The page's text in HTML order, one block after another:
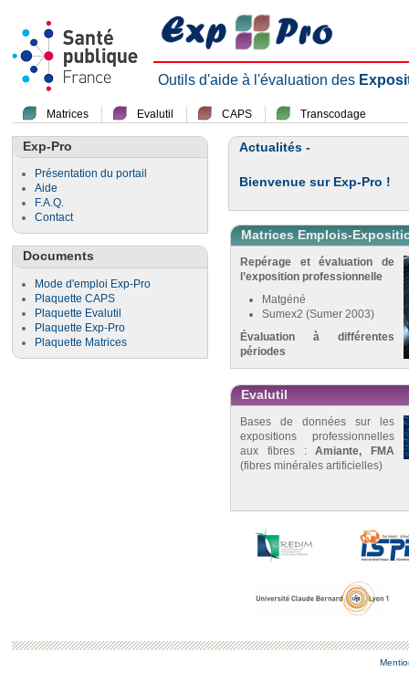
Outils d'aide à l'évaluation des
Matrices Evalutil CAPS Transcodage
Exp-Pro
Présentation du portail
Aide
F.A.Q.
Contact
Documents
Mode d'emploi Exp-Pro
Plaquette CAPS
Plaquette Evalutil
Plaquette Exp-Pro
Plaquette Matrices
Actualités -
Bienvenue sur Exp-Pro !
Matrices Emplois-
Repérage et évaluation de
l’exposition professionnelle
Matgéné
Sumex2 (Sumer 2003)
Évaluation à différentes
périodes
Evalutil
Bases de données sur les
expositions professionnelles
aux fibres :Amiante, FMA
(fibres minérales artificielles)